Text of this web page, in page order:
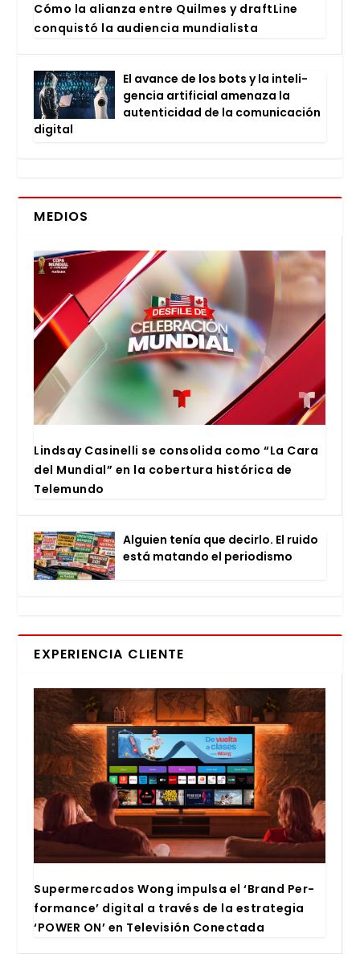
Cómo la alian­za entre Quil­mes y draftLi­ne
con­quis­tó la audien­cia mun­dia­lis­ta
El avan­ce de los bots y la inte­li­
gen­cia arti­fi­cial ame­na­za la
auten­ti­ci­dad de la comu­ni­ca­ción
digi­tal
MEDIOS
Lind­say Casi­ne­lli se con­so­li­da como “La Cara
del Mun­dial” en la cober­tu­ra his­tó­ri­ca de
Tele­mun­do
Alguien tenía que decir­lo. El rui­do
está matan­do el perio­dis­mo
EXPERIENCIA CLIENTE
Super­mer­ca­dos Wong impul­sa el ‘Brand Per­
for­man­ce’ digi­tal a tra­vés de la estra­te­gia
‘POWER ON’ en Tele­vi­sión Conec­ta­da